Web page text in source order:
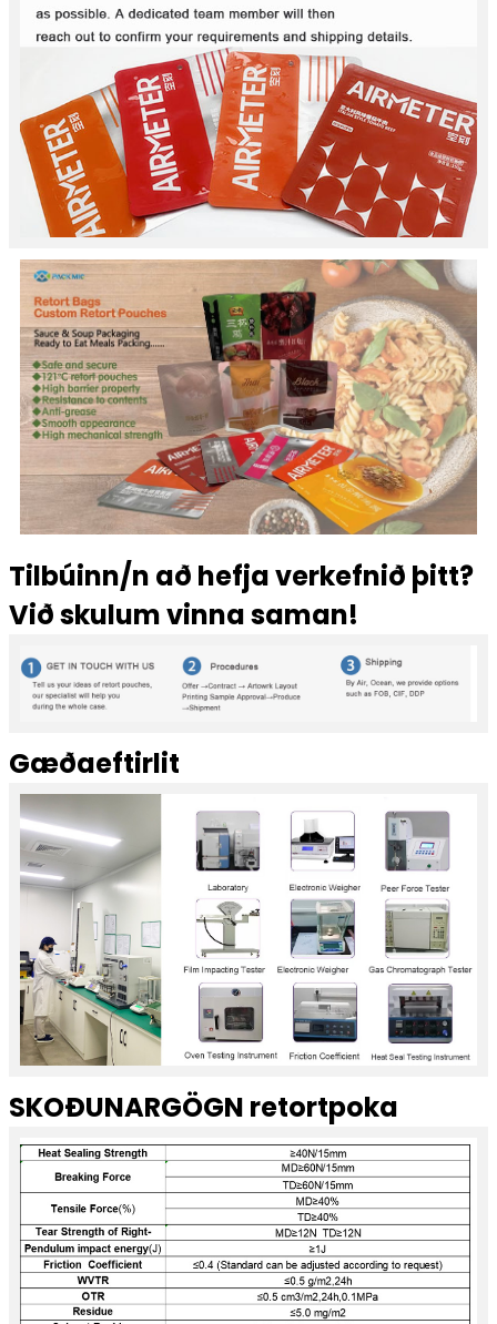
Tilbúinn/n að hefja verkefnið þitt?
Við skulum vinna saman!
Gæðaeftirlit
SKOÐUNARGÖGN retortpoka